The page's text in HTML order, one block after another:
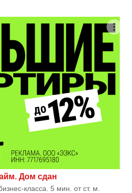
Дом сдан
класса. 5 мин. от ст. м.